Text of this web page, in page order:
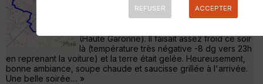
21 km 220 m
Voici le parcours des 21 km du Forest Trail
(Haute Garonne). Il faisait assez froid ce soir
là (température très négative -8 dg vers 23h
en reprenant la voiture) et la terre était gelée. Heureusement,
bonne ambiance, soupe chaude et saucisse grillée à l'arrivée.
Une belle soirée.... »
REFUSER ACCEPTER